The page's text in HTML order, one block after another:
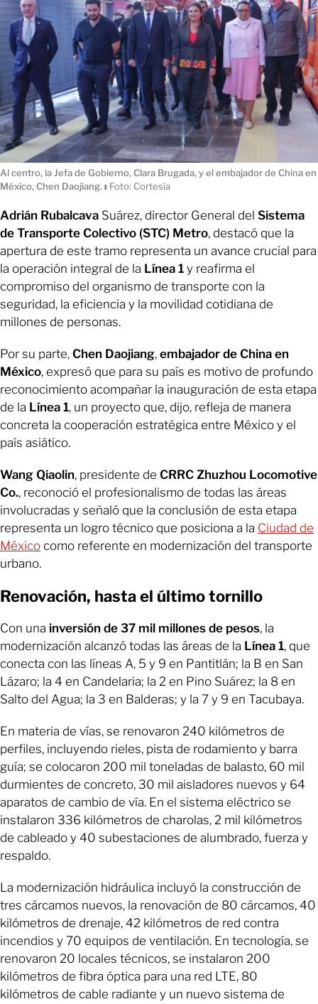
Al centro, la Jefa de Gobierno, Clara Brugada, y el embajador de China en
México, Chen Daojiang.ı Foto: Cortesía
Adrián Rubalcava Suárez, director General del Sistema
de Transporte Colectivo (STC) Metro, destacó que la
apertura de este tramo representa un avance crucial para
la operación integral de la Línea 1 y reafirma el
compromiso del organismo de transporte con la
seguridad, la eficiencia y la movilidad cotidiana de
millones de personas.
Por su parte, Chen Daojiang, embajador de China en
México, expresó que para su país es motivo de profundo
reconocimiento acompañar la inauguración de esta etapa
de la Línea 1, un proyecto que, dijo, refleja de manera
concreta la cooperación estratégica entre México y el
país asiático.
Wang Qiaolin, presidente de CRRC Zhuzhou Locomotive
Co., reconoció el profesionalismo de todas las áreas
involucradas y señaló que la conclusión de esta etapa
representa un logro técnico que posiciona a la Ciudad de
México como referente en modernización del transporte
urbano.
Renovación, hasta el último tornillo
Con una inversión de 37 mil millones de pesos, la
modernización alcanzó todas las áreas de la Línea 1, que
conecta con las líneas A, 5 y 9 en Pantitlán; la B en San
Lázaro; la 4 en Candelaria; la 2 en Pino Suárez; la 8 en
Salto del Agua; la 3 en Balderas; y la 7 y 9 en Tacubaya.
En materia de vías, se renovaron 240 kilómetros de
perfiles, incluyendo rieles, pista de rodamiento y barra
guía; se colocaron 200 mil toneladas de balasto, 60 mil
durmientes de concreto, 30 mil aisladores nuevos y 64
aparatos de cambio de vía. En el sistema eléctrico se
instalaron 336 kilómetros de charolas, 2 mil kilómetros
de cableado y 40 subestaciones de alumbrado, fuerza y
respaldo.
La modernización hidráulica incluyó la construcción de
tres cárcamos nuevos, la renovación de 80 cárcamos, 40
kilómetros de drenaje, 42 kilómetros de red contra
incendios y 70 equipos de ventilación. En tecnología, se
renovaron 20 locales técnicos, se instalaron 200
kilómetros de fibra óptica para una red LTE, 80
kilómetros de cable radiante y un nuevo sistema de